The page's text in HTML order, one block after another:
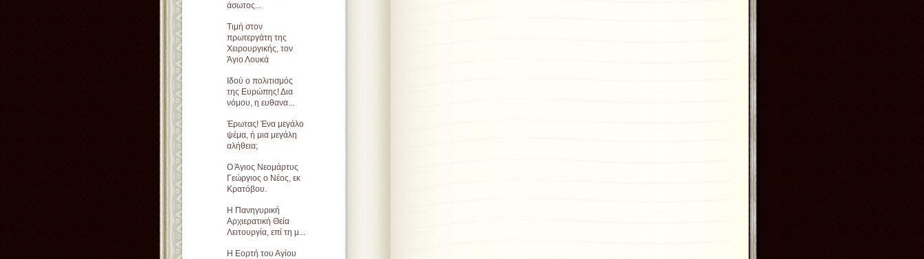
άσωτος...
Τιμή στον
πρωτεργάτη της
Χειρουργικής, τον
Άγιο Λουκά
Ιδού ο πολιτισμός
της Ευρώπης! Δια
νόμου, η ευθανα...
Έρωτας! Ένα μεγάλο
ψέμα, ή μια μεγάλη
αλήθεια;
Ο Άγιος Νεομάρτυς
Γεώργιος ο Νέος, εκ
Κρατόβου.
Η Πανηγυρική
Αρχιερατική Θεία
Λειτουργία, επί τη μ...
Η Εορτή του Αγίου